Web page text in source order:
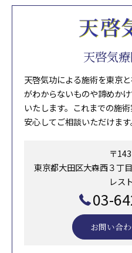
天啓気
天啓気功による施術を東京
がわからないものや諦めか
いたします。これまでの施
安心してご相談いただけます
〒
東京都大田区大森西３丁
レス
03-
お問い合